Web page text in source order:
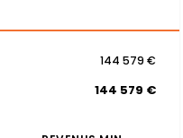
144 579 €
144 579 €